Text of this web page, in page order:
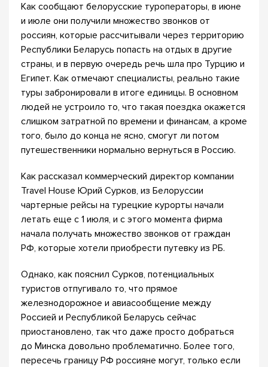
Как сообщают белорусские туроператоры, в июне
и июле они получили множество звонков от
россиян, которые рассчитывали через территорию
Республики Беларусь попасть на отдых в другие
страны, и в первую очередь речь шла про Турцию и
Египет. Как отмечают специалисты, реально такие
туры забронировали в итоге единицы. В основном
людей не устроило то, что такая поездка окажется
слишком затратной по времени и финансам, а кроме
того, было до конца не ясно, смогут ли потом
путешественники нормально вернуться в Россию.
Как рассказал коммерческий директор компании
Travel House Юрий Сурков, из Белоруссии
чартерные рейсы на турецкие курорты начали
летать еще с 1 июля, и с этого момента фирма
начала получать множество звонков от граждан
РФ, которые хотели приобрести путевку из РБ.
Однако, как пояснил Сурков, потенциальных
туристов отпугивало то, что прямое
железнодорожное и авиасообщение между
Россией и Республикой Беларусь сейчас
приостановлено, так что даже просто добраться
до Минска довольно проблематично. Более того,
пересечь границу РФ россияне могут, только если